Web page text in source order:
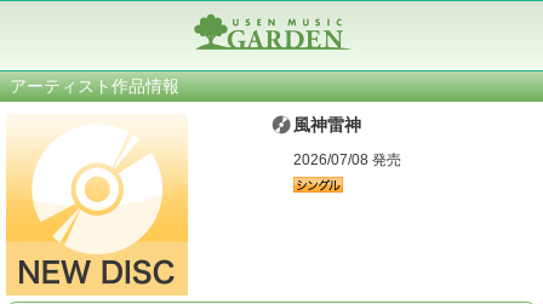
アーティスト作品情報
風神雷神
2026/07/08 発売